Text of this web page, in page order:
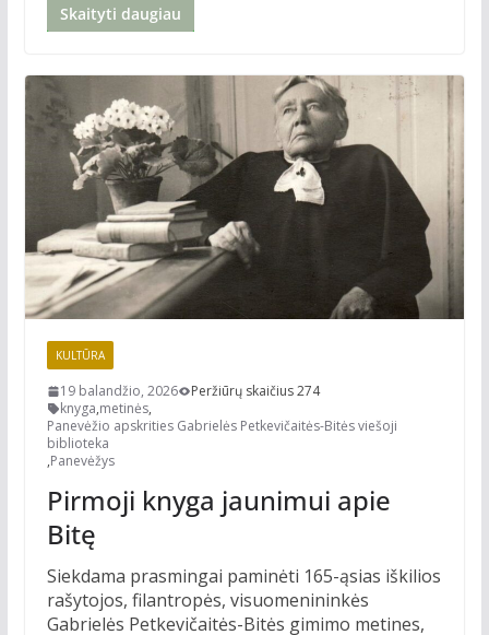
Skaityti daugiau
KULTŪRA
19 balandžio, 2026
Peržiūrų skaičius 274
knyga,metinės,
Panevėžio apskrities Gabrielės Petkevičaitės-Bitės viešoji
biblioteka
,Panevėžys
Pirmoji knyga jaunimui apie
Bitę
Siekdama prasmingai paminėti 165-ąsias iškilios
rašytojos, filantropės, visuomenininkės
Gabrielės Petkevičaitės-Bitės gimimo metines,